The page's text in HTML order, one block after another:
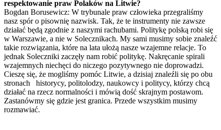
respektowanie praw Polaków na Litwie?
Bogdan Borusewicz: W trybunale praw człowieka przegraliśmy
nasz spór o pisownię nazwisk. Tak, że te instrumenty nie zawsze
działać będą zgodnie z naszymi rachubami. Politykę polską robi się
w Warszawie, a nie w Solecznikach. My sami musimy sobie znaleźć
takie rozwiązania, które na lata ułożą nasze wzajemne relacje. To
jednak Soleczniki zaczęły nam robić politykę. Nakręcanie spirali
wzajemnych niechęci do niczego pozytywnego nie doprowadzi.
Cieszę się, że mogliśmy pomóc Litwie, a dzisiaj znaleźli się po obu
stronach historycy, politolodzy, naukowcy i politycy, którzy chcą
działać na rzecz normalności i mówią dość skrajnym postawom.
Zastanówmy się gdzie jest granica. Przede wszystkim musimy
rozmawiać.